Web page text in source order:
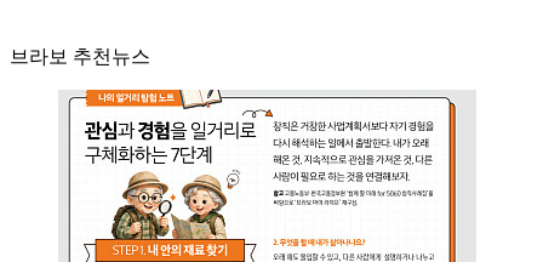
브라보 추천뉴스